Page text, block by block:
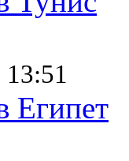
Египет